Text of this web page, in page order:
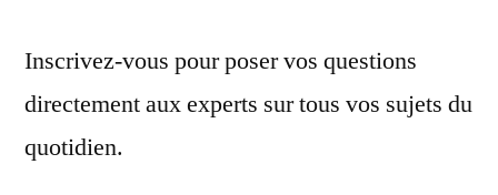
Inscrivez-vous pour poser vos questions
directement aux experts sur tous vos sujets du
quotidien.